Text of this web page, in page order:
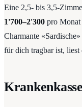
Eine 2,5- bis 3,5-
1'700–2'300 pro Monat
Charmante
für dich tragbar ist, liest